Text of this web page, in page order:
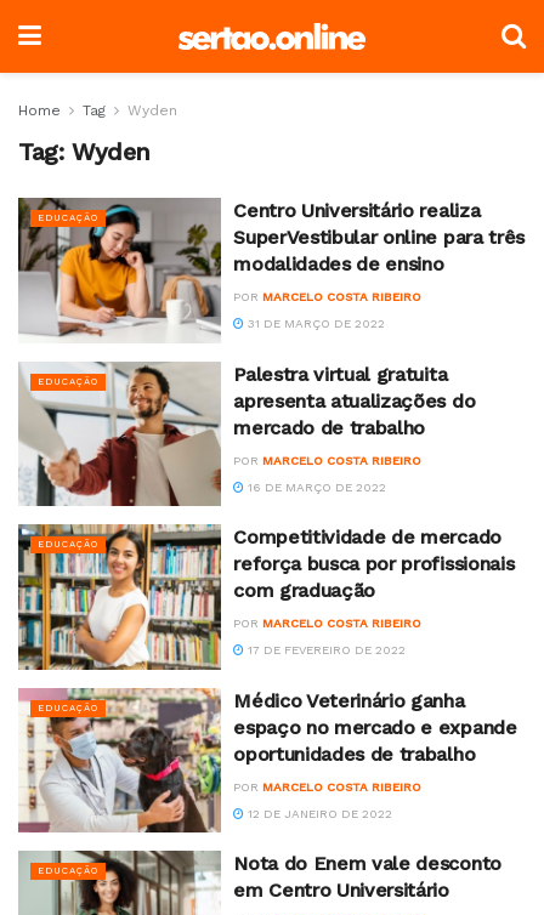
Home Tag Wyden
Tag: Wyden
EDUCAÇÃO
Centro Universitário realiza
SuperVestibular online para três
modalidades de ensino
POR MARCELO COSTA RIBEIRO
31 DE MARÇO DE 2022
EDUCAÇÃO
Palestra virtual gratuita
apresenta atualizações do
mercado de trabalho
POR MARCELO COSTA RIBEIRO
16 DE MARÇO DE 2022
EDUCAÇÃO
Competitividade de mercado
reforça busca por profissionais
com graduação
POR MARCELO COSTA RIBEIRO
17 DE FEVEREIRO DE 2022
EDUCAÇÃO
Médico Veterinário ganha
espaço no mercado e expande
oportunidades de trabalho
POR MARCELO COSTA RIBEIRO
12 DE JANEIRO DE 2022
EDUCAÇÃO
Nota do Enem vale desconto
em Centro Universitário